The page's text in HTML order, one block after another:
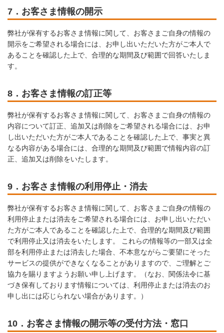
7．お客さま情報の開示
弊社が保有するお客さま情報に関して、お客さまご自身の情報の
開示をご希望される場合には、お申し出いただいた方がご本人で
あることを確認した上で、合理的な期間及び範囲で回答いたしま
す。
8．お客さま情報の訂正等
弊社が保有するお客さま情報に関して、お客さまご自身の情報の
内容について訂正、追加又は削除をご希望される場合には、お申
し出いただいた方がご本人であることを確認した上で、事実と異
なる内容がある場合には、合理的な期間及び範囲で情報内容の訂
正、追加又は削除をいたします。
9．お客さま情報の利用停止・消去
弊社が保有するお客さま情報に関して、お客さまご自身の情報の
利用停止または消去をご希望される場合には、お申し出いただい
た方がご本人であることを確認した上で、合理的な期間及び範囲
で利用停止又は消去をいたします。 これらの情報等の一部又は全
部を利用停止または消去した場合、不本意ながらご要望にそった
サービスの提供ができなくなることがありますので、ご理解とご
協力を賜りますようお願い申し上げます。（なお、関係法令に基
づき保有しております情報については、利用停止または消去のお
申し出には応じられない場合があります。）
10．お客さま情報の開示等の受付方法・窓口